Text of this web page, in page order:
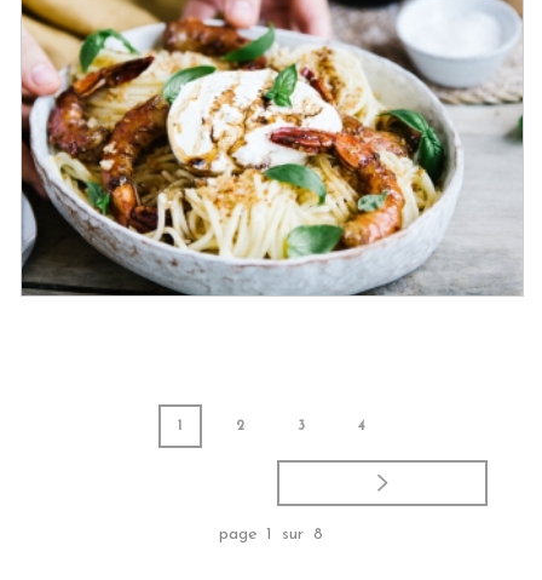
Tranches de chou-fleur rôties,
marinade au Vinaigre Balsamique de
Modène IGP Invecchiato, labné express
et zaatar
Spaghetti au citron et gambas
1 2 3 4
page 1 sur 8